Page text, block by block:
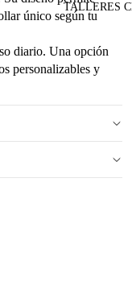
TALLERES
único según tu
diario. Una opción
personalizables y